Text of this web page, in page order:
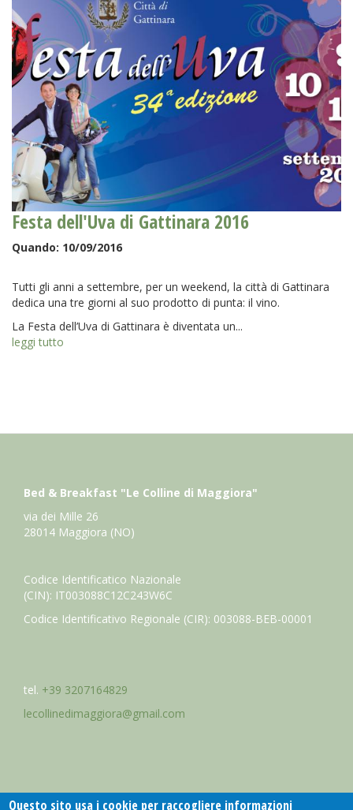
Festa dell'Uva di Gattinara 2016
Quando: 10/09/2016
Tutti gli anni a settembre, per un weekend, la città di Gattinara
dedica una tre giorni al suo prodotto di punta: il vino.
La Festa dell’Uva di Gattinara è diventata un...
leggi tutto
Bed & Breakfast "Le Colline di Maggiora"
via dei Mille 26
28014 Maggiora (NO)
Codice Identificatico Nazionale
(CIN): IT003088C12C243W6C
Codice Identificativo Regionale (CIR): 003088-BEB-00001
tel. +39 3207164829
lecollinedimaggiora@gmail.com
Questo sito usa i cookie per raccogliere informazioni